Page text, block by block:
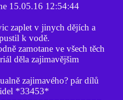
15.05.16 12:54:44
zaplet v jinych dějích a
k vodě.
zamotane ve všech těch
děla zajimavějšim
zajimavého? pár dílů
*33453*